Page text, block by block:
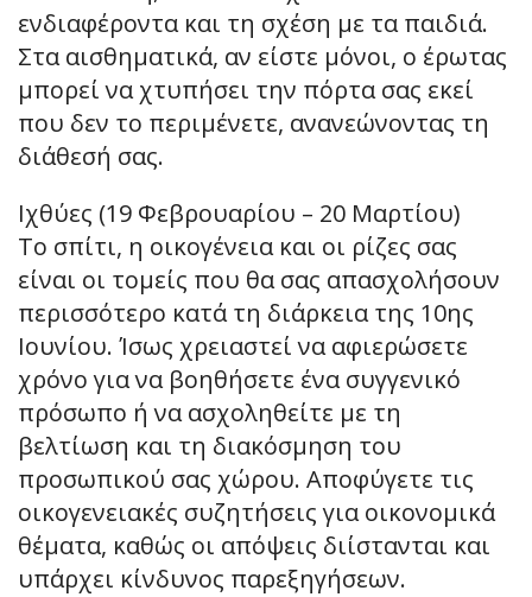
ενδιαφέροντα και τη σχέση με τα παιδιά.
Στα αισθηματικά, αν είστε μόνοι, ο έρωτας
μπορεί να χτυπήσει την πόρτα σας εκεί
που δεν το περιμένετε, ανανεώνοντας τη
διάθεσή σας.
Ιχθύες (19 Φεβρουαρίου – 20 Μαρτίου)
Το σπίτι, η οικογένεια και οι ρίζες σας
είναι οι τομείς που θα σας απασχολήσουν
περισσότερο κατά τη διάρκεια της 10ης
Ιουνίου. Ίσως χρειαστεί να αφιερώσετε
χρόνο για να βοηθήσετε ένα συγγενικό
πρόσωπο ή να ασχοληθείτε με τη
βελτίωση και τη διακόσμηση του
προσωπικού σας χώρου. Αποφύγετε τις
οικογενειακές συζητήσεις για οικονομικά
θέματα, καθώς οι απόψεις διίστανται και
υπάρχει κίνδυνος παρεξηγήσεων.